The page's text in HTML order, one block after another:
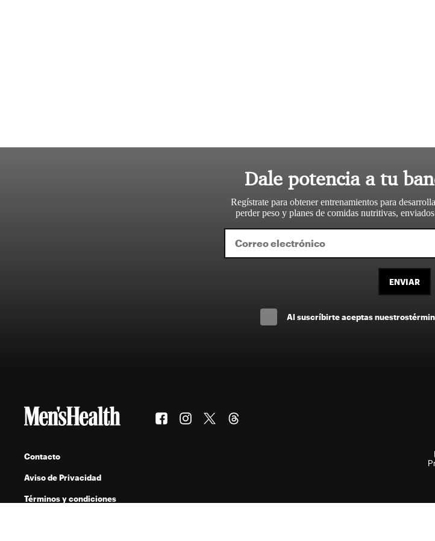
Dale potencia a tu
Regístrate para obtener entrenamientos para
perder peso y planes de comidas nutritivas,
ENVIAR
Al suscríbirte aceptas nuestros
Contacto
Aviso de Privacidad
Términos y condiciones